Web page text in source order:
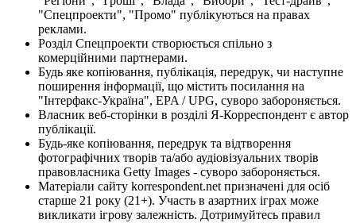
"Спецпроекти", "Промо" публікуються на правах
реклами.
Розділ Спецпроекти створюється спільно з
комерційними партнерами.
Будь яке копіювання, публікація, передрук, чи наступне
поширення інформації, що містить посилання на
"Інтерфакс-Україна", EPA / UPG, суворо забороняється.
Власник веб-сторінки в розділі Я-Корреспондент є автор
публікації.
Будь-яке копіювання, передрук та відтворення
фотографічних творів та/або аудіовізуальних творів
правовласника Getty Images - суворо забороняється.
Матеріали сайту korrespondent.net призначені для осіб
старше 21 року (21+). Участь в азартних іграх може
викликати ігрову залежність. Дотримуйтесь правил